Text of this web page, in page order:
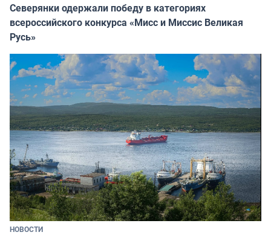
Северянки одержали победу в категориях
всероссийского конкурса «Мисс и Миссис Великая
Русь»
НОВОСТИ